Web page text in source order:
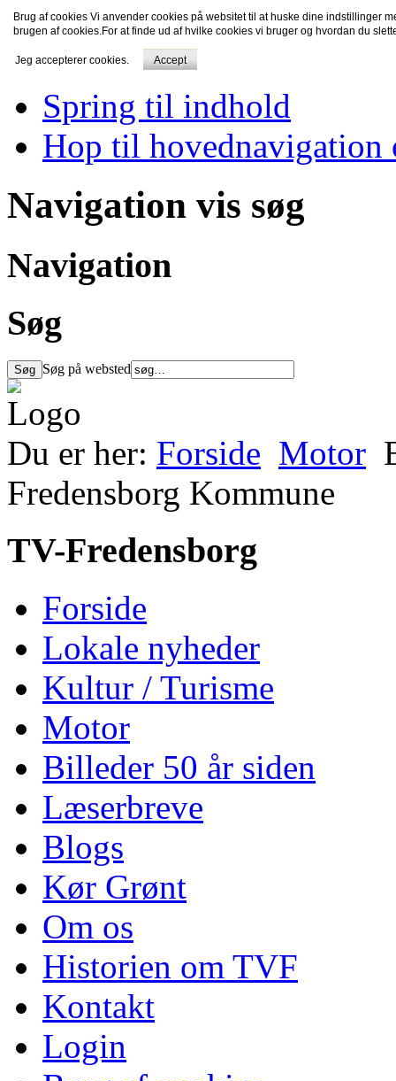
TV-Fredensborg
Spring til indhold
Hop til hovednavigation
Navigation vis søg
Navigation
Søg
Søg på websted
Du er her: Forside Motor
Fredensborg Kommune
TV-Fredensborg
Forside
Lokale nyheder
Kultur / Turisme
Motor
Billeder 50 år siden
Læserbreve
Blogs
Kør Grønt
Om os
Historien om TVF
Kontakt
Login
Brug af cookies Vi anvender cookies på websitet til at huske dine indstillinger
brugen af cookies.For at finde ud af hvilke cookies vi bruger og hvordan du
Jeg accepterer cookies. Accept